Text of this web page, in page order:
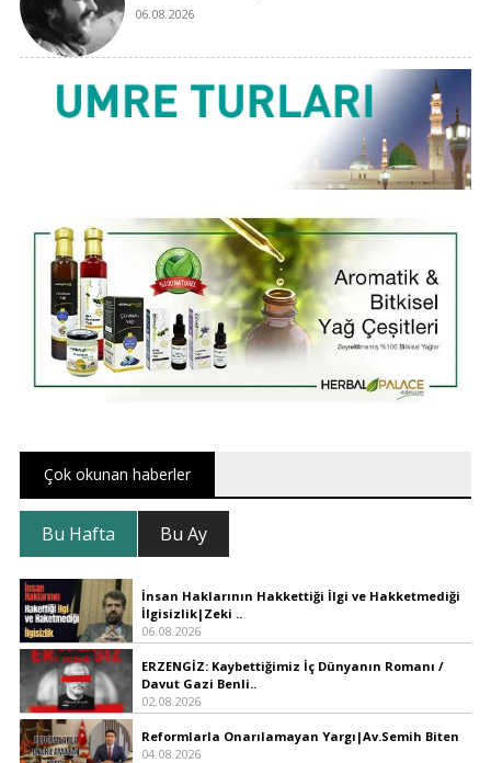
06.08.2026
Çok okunan haberler
Bu Hafta Bu Ay
İnsan Haklarının Hakkettiği İlgi ve Hakketmediği
İlgisizlik|Zeki ..
06.08.2026
ERZENGİZ: Kaybettiğimiz İç Dünyanın Romanı /
Davut Gazi Benli..
02.08.2026
Reformlarla Onarılamayan Yargı|Av.Semih Biten
04.08.2026